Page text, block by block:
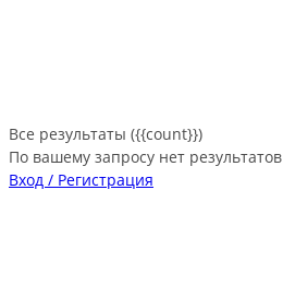
Все результаты ({{count}})
По вашему запросу нет результатов
Вход / Регистрация